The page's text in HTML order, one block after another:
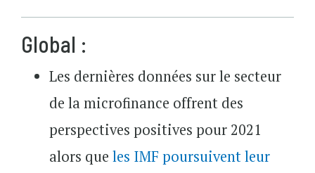
Global :
Les dernières données sur le secteur
de la microfinance offrent des
perspectives positives pour 2021
alors que les IMF poursuivent leur